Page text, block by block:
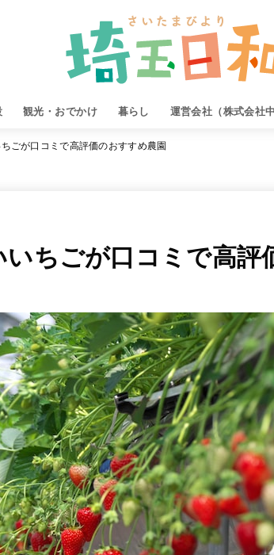
観光・おでかけ 暮らし 運営会社（株式会社
ごが口コミで高評価のおすすめ農園
ちごが口コミで高評